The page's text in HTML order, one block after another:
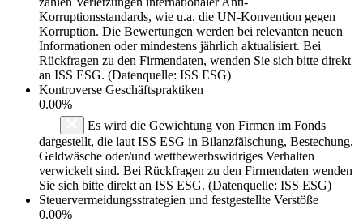
Korruptionsstandards, wie u.a. die UN-Konvention gegen
Korruption. Die Bewertungen werden bei relevanten neuen
Informationen oder mindestens jährlich aktualisiert. Bei
Rückfragen zu den Firmendaten, wenden Sie sich bitte direkt
an ISS ESG. (Datenquelle: ISS ESG)
Kontroverse Geschäftspraktiken
0.00%
Es wird die Gewichtung von Firmen im Fonds
dargestellt, die laut ISS ESG in Bilanzfälschung, Bestechung,
Geldwäsche oder/und wettbewerbswidriges Verhalten
verwickelt sind. Bei Rückfragen zu den Firmendaten wenden
Sie sich bitte direkt an ISS ESG. (Datenquelle: ISS ESG)
Steuervermeidungsstrategien und festgestellte Verstöße
0.00%